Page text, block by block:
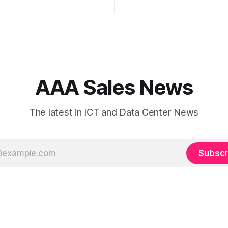
more than bandwidth alone.
AAA Sales News
The latest in ICT and Data Center News